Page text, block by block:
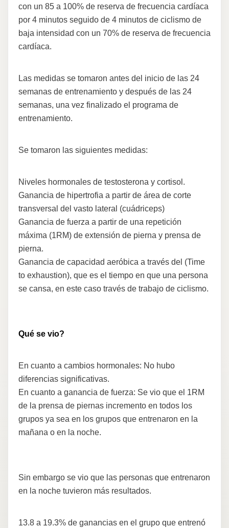
con un 85 a 100% de reserva de frecuencia cardíaca
por 4 minutos seguido de 4 minutos de ciclismo de
baja intensidad con un 70% de reserva de frecuencia
cardíaca.
Las medidas se tomaron antes del inicio de las 24
semanas de entrenamiento y después de las 24
semanas, una vez finalizado el programa de
entrenamiento.
Se tomaron las siguientes medidas:
Niveles hormonales de testosterona y cortisol.
Ganancia de hipertrofia a partir de área de corte
transversal del vasto lateral (cuádriceps)
Ganancia de fuerza a partir de una repetición
máxima (1RM) de extensión de pierna y prensa de
pierna.
Ganancia de capacidad aeróbica a través del (Time
to exhaustion), que es el tiempo en que una persona
se cansa, en este caso través de trabajo de ciclismo.
Qué se vio?
En cuanto a cambios hormonales: No hubo
diferencias significativas.
En cuanto a ganancia de fuerza: Se vio que el 1RM
de la prensa de piernas incremento en todos los
grupos ya sea en los grupos que entrenaron en la
mañana o en la noche.
Sin embargo se vio que las personas que entrenaron
en la noche tuvieron más resultados.
13.8 a 19.3% de ganancias en el grupo que entrenó